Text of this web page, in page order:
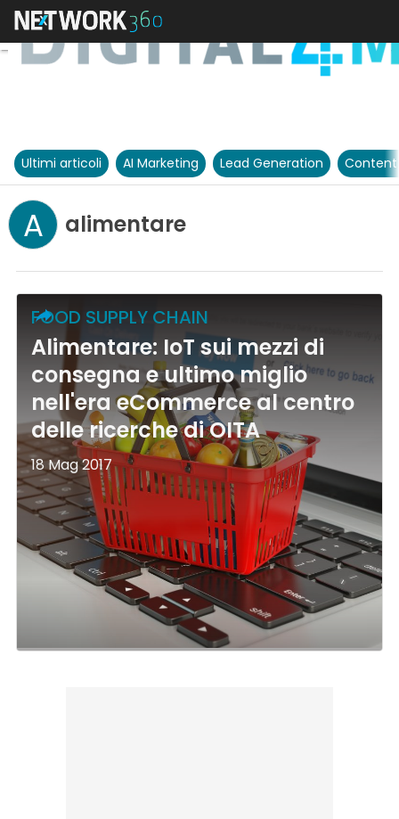
Ultimi articoli AI Marketing Lead Generation
A alimentare
FOOD SUPPLY CHAIN
Alimentare: IoT sui mezzi di
consegna e ultimo miglio
nell'era eCommerce al centro
delle ricerche di OITA
18 Mag 2017